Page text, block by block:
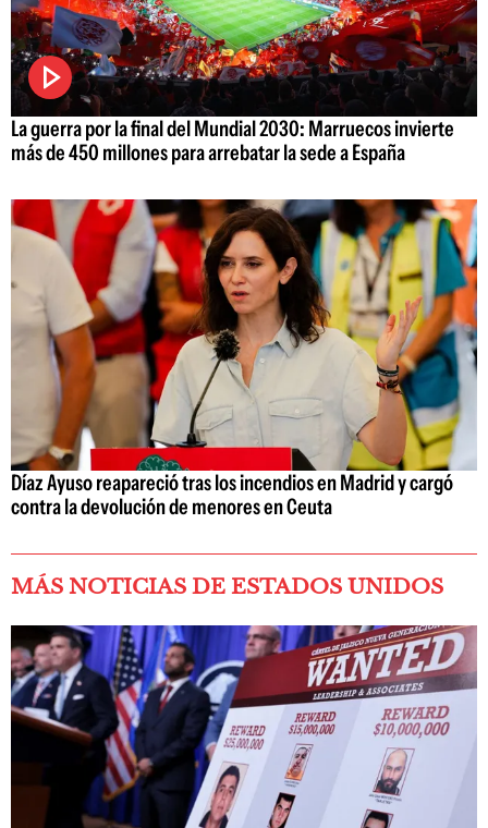
La guerra por la final del Mundial 2030: Marruecos invierte
más de 450 millones para arrebatar la sede a España
Díaz Ayuso reapareció tras los incendios en Madrid y cargó
contra la devolución de menores en Ceuta
MÁS NOTICIAS DE ESTADOS UNIDOS